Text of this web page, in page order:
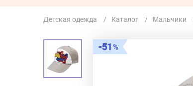
Детская одежда Каталог Мальчики
51